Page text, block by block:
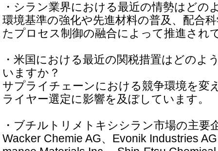
・シラン業界における最近の情勢はどの
環境基準の強化や先進材料の普及、配合
たプロセス制御の融合によって推進され
・米国における最近の関税措置はどのよ
いますか？
サプライチェーンにおける競争環境を変
ライヤー選定に影響を及ぼしています。
・ブチルトリメトキシシラン市場の主要
Wacker Chemie AG、Evonik Industries